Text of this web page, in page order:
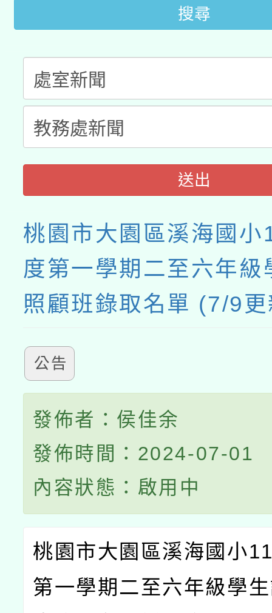
搜尋
送出
桃園市大園區溪海國
度第一學期二至六年級
照顧班錄取名單 (7/9
公告
發佈者：侯佳余
發佈時間：2024-07-01
內容狀態：啟用中
桃園市大園區溪海國小
第一學期二至六年級學